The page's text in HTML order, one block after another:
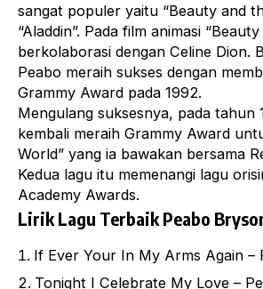
sangat populer yaitu “Beauty and
“Aladdin”. Pada film animasi
berkolaborasi dengan Celine Dion.
Peabo meraih sukses dengan
Grammy Award pada 1992.
Mengulang suksesnya, pada tahun
kembali meraih Grammy Award
World” yang ia bawakan bersama
Kedua lagu itu memenangi lagu
Academy Awards.
Lirik Lagu Terbaik Peabo
If Ever Your In My Arms Again –
Tonight I Celebrate My Love –